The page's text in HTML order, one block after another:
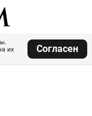
их
Согласен